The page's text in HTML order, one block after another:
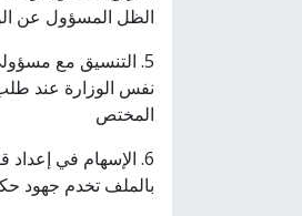
الظل المسؤول عن
5. التنسيق مع
نفس الوزارة عند
المختص
6. الإسهام في
بالملف تخدم جهود